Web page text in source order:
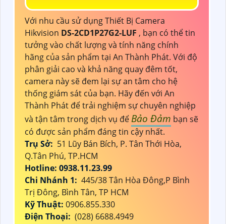
Với nhu cầu sử dụng Thiết Bị Camera
Hikvision DS-2CD1P27G2-LUF , bạn có thể tin
tưởng vào chất lượng và tính năng chính
hãng của sản phẩm tại An Thành Phát. Với độ
phân giải cao và khả năng quay đêm tốt,
camera này sẽ đem lại sự an tâm cho hệ
thống giám sát của bạn. Hãy đến với An
Thành Phát để trải nghiệm sự chuyên nghiệp
và tận tâm trong dịch vụ để Bảo Đảm bạn sẽ
có được sản phẩm đáng tin cậy nhất.
Trụ Sở: 51 Lũy Bán Bích, P. Tân Thới Hòa,
Q.Tân Phú, TP.HCM
Hotline: 0938.11.23.99
Chi Nhánh 1: 445/38 Tân Hòa Đông,P Bình
Trị Đông, Bình Tân, TP HCM
Kỹ Thuật: 0906.855.330
Điện Thoại: (028) 6688.4949